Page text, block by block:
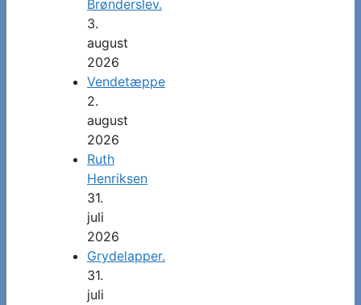
Brønderslev.
3.
august
2026
Vendetæppe
2.
august
2026
Ruth
Henriksen
31.
juli
2026
Grydelapper.
31.
juli